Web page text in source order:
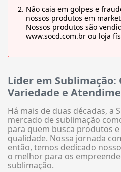
Não caia em golpes e
nossos produtos em
Nossos produtos são
www.socd.com.br ou loja
Líder em Sublimação:
Variedade e
Há mais de duas décadas, a
mercado de sublimação
para quem busca produtos
qualidade. Nossa jornada
então, temos dedicado
o melhor para os
sublimação.